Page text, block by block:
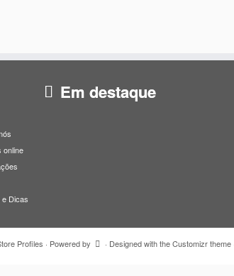
Em destaque
online
Dicas
Profiles · Powered by · Designed with theCustomizr theme·